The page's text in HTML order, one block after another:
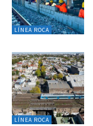
LÍNEA ROCA
LÍNEA ROCA